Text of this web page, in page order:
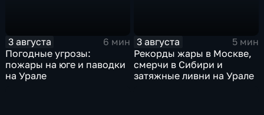
3 августа
6 мин
Погодные угрозы:
пожары на юге и паводки
на Урале
3 августа
5 мин
Рекорды жары в Москве,
смерчи в Сибири и
затяжные ливни на Урале